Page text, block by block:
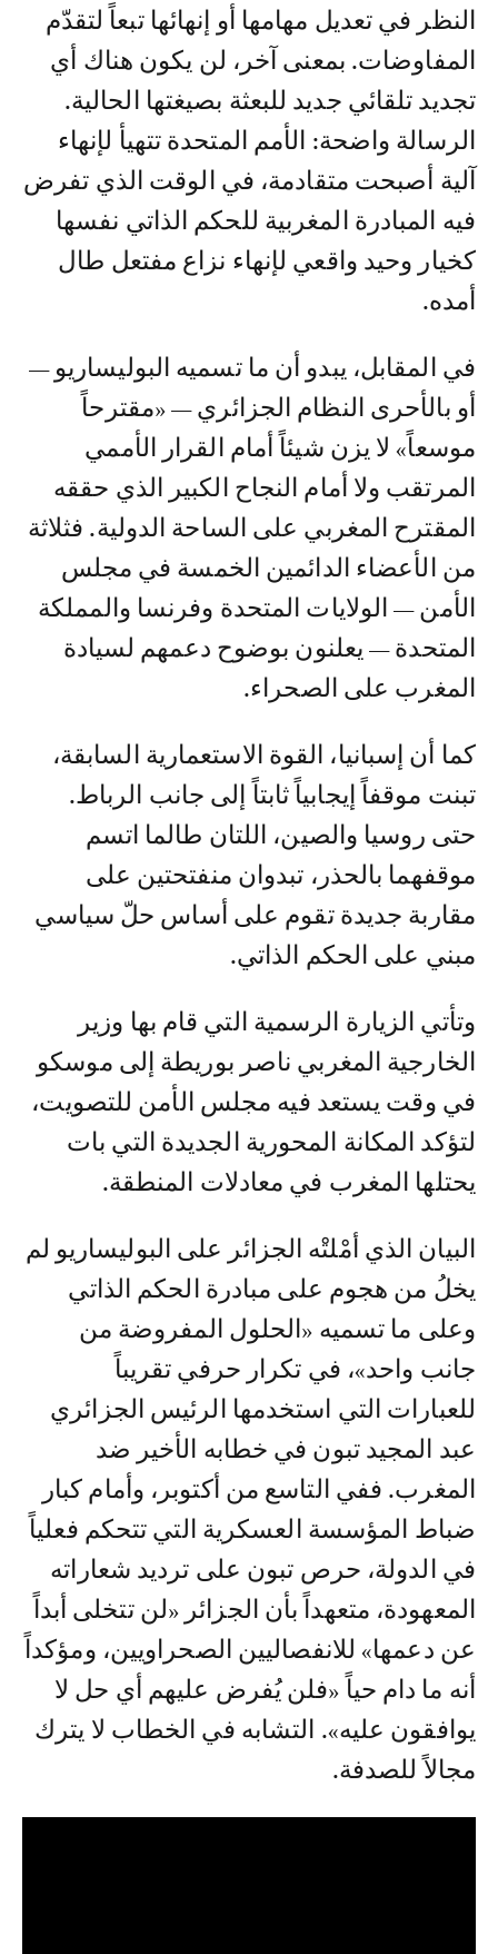
النظر في تعديل مهامها أو إنهائها تبعاً لتقدّم
المفاوضات. بمعنى آخر، لن يكون هناك أي
تجديد تلقائي جديد للبعثة بصيغتها الحالية.
الرسالة واضحة: الأمم المتحدة تتهيأ لإنهاء
آلية أصبحت متقادمة، في الوقت الذي تفرض
فيه المبادرة المغربية للحكم الذاتي نفسها
كخيار وحيد واقعي لإنهاء نزاع مفتعل طال
أمده.
في المقابل، يبدو أن ما تسميه البوليساريو —
أو بالأحرى النظام الجزائري — «مقترحاً
موسعاً» لا يزن شيئاً أمام القرار الأممي
المرتقب ولا أمام النجاح الكبير الذي حققه
المقترح المغربي على الساحة الدولية. فثلاثة
من الأعضاء الدائمين الخمسة في مجلس
الأمن — الولايات المتحدة وفرنسا والمملكة
المتحدة — يعلنون بوضوح دعمهم لسيادة
المغرب على الصحراء.
كما أن إسبانيا، القوة الاستعمارية السابقة،
تبنت موقفاً إيجابياً ثابتاً إلى جانب الرباط.
حتى روسيا والصين، اللتان طالما اتسم
موقفهما بالحذر، تبدوان منفتحتين على
مقاربة جديدة تقوم على أساس حلّ سياسي
مبني على الحكم الذاتي.
وتأتي الزيارة الرسمية التي قام بها وزير
الخارجية المغربي ناصر بوريطة إلى موسكو
في وقت يستعد فيه مجلس الأمن للتصويت،
لتؤكد المكانة المحورية الجديدة التي بات
يحتلها المغرب في معادلات المنطقة.
البيان الذي أمْلتْه الجزائر على البوليساريو لم
يخلُ من هجوم على مبادرة الحكم الذاتي
وعلى ما تسميه «الحلول المفروضة من
جانب واحد»، في تكرار حرفي تقريباً
للعبارات التي استخدمها الرئيس الجزائري
عبد المجيد تبون في خطابه الأخير ضد
المغرب. ففي التاسع من أكتوبر، وأمام كبار
ضباط المؤسسة العسكرية التي تتحكم فعلياً
في الدولة، حرص تبون على ترديد شعاراته
المعهودة، متعهداً بأن الجزائر «لن تتخلى أبداً
عن دعمها» للانفصاليين الصحراويين، ومؤكداً
أنه ما دام حياً «فلن يُفرض عليهم أي حل لا
يوافقون عليه». التشابه في الخطاب لا يترك
مجالاً للصدفة.